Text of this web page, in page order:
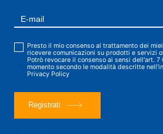
Presto il mio consenso al trattamento dei
ricevere comunicazioni su prodotti e servizi
Potrò revocare il consenso ai sensi dell'art. 7
momento secondo le modalità descritte
Privacy Policy
Registrati